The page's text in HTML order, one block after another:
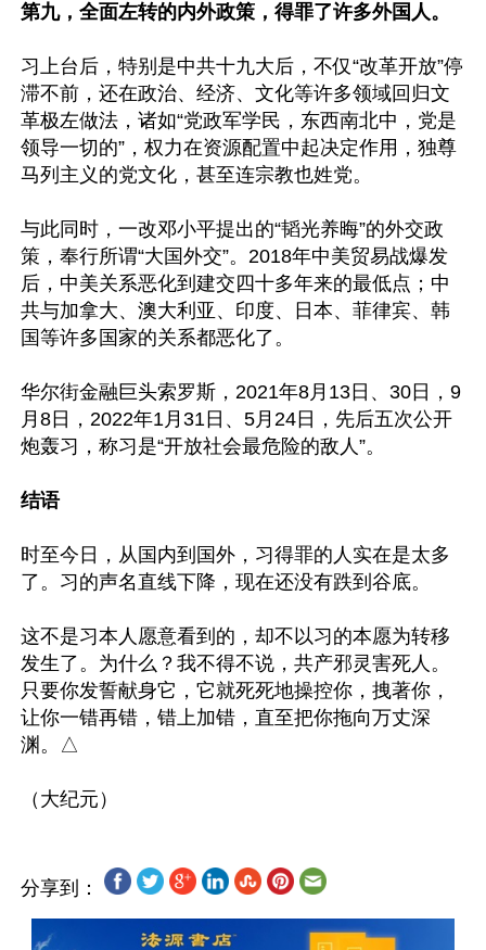
第九，全面左转的内外政策，得罪了许多外国人。
习上台后，特别是中共十九大后，不仅“改革开放”停
滞不前，还在政治、经济、文化等许多领域回归文
革极左做法，诸如“党政军学民，东西南北中，党是
领导一切的”，权力在资源配置中起决定作用，独尊
马列主义的党文化，甚至连宗教也姓党。
与此同时，一改邓小平提出的“韬光养晦”的外交政
策，奉行所谓“大国外交”。2018年中美贸易战爆发
后，中美关系恶化到建交四十多年来的最低点；中
共与加拿大、澳大利亚、印度、日本、菲律宾、韩
国等许多国家的关系都恶化了。
华尔街金融巨头索罗斯，2021年8月13日、30日，9
月8日，2022年1月31日、5月24日，先后五次公开
炮轰习，称习是“开放社会最危险的敌人”。
结语
时至今日，从国内到国外，习得罪的人实在是太多
了。习的声名直线下降，现在还没有跌到谷底。
这不是习本人愿意看到的，却不以习的本愿为转移
发生了。为什么？我不得不说，共产邪灵害死人。
只要你发誓献身它，它就死死地操控你，拽著你，
让你一错再错，错上加错，直至把你拖向万丈深
渊。△
分享到：